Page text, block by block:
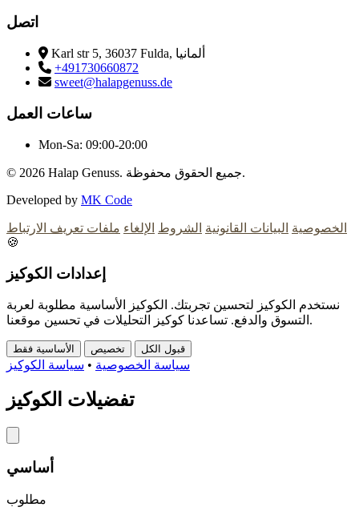
اتصل
Karl str 5, 36037 Fulda, ألمانيا
+491730660872
sweet@halapgenuss.de
ساعات العمل
Mon-Sa: 09:00-20:00
© 2026
Halap Genuss. جميع الحقوق محفوظة.
Developed by MK Code
الخصوصية البيانات القانونية الشروط الإلغاء ملفات تعريف الارتباط
🍪
إعدادات الكوكيز
نستخدم الكوكيز لتحسين تجربتك. الكوكيز الأساسية مطلوبة لعربة
التسوق والدفع. تساعدنا كوكيز التحليلات في تحسين موقعنا.
الأساسية فقط تخصيص قبول الكل
سياسة الخصوصية • سياسة الكوكيز
تفضيلات الكوكيز
أساسي
مطلوب